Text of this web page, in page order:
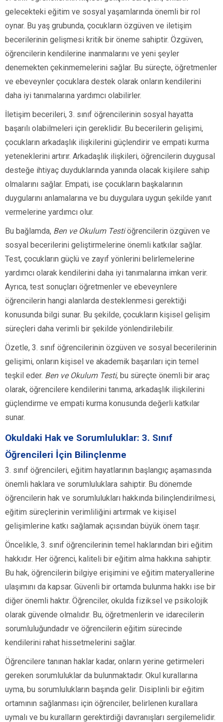
gelecekteki eğitim ve sosyal yaşamlarında önemli bir rol
oynar. Bu yaş grubunda, çocukların özgüven ve iletişim
becerilerinin gelişmesi kritik bir öneme sahiptir. Özgüven,
öğrencilerin kendilerine inanmalarını ve yeni şeyler
denemekten çekinmemelerini sağlar. Bu süreçte, öğretmenler
ve ebeveynler çocuklara destek olarak onların kendilerini
daha iyi tanımalarına yardımcı olabilirler.
İletişim becerileri, 3. sınıf öğrencilerinin sosyal hayatta
başarılı olabilmeleri için gereklidir. Bu becerilerin gelişimi,
çocukların arkadaşlık ilişkilerini güçlendirir ve empati kurma
yeteneklerini artırır. Arkadaşlık ilişkileri, öğrencilerin duygusal
desteğe ihtiyaç duyduklarında yanında olacak kişilere sahip
olmalarını sağlar. Empati, ise çocukların başkalarının
duygularını anlamalarına ve bu duygulara uygun şekilde yanıt
vermelerine yardımcı olur.
Bu bağlamda, Ben ve Okulum Testiöğrencilerin özgüven ve
sosyal becerilerini geliştirmelerine önemli katkılar sağlar.
Test, çocukların güçlü ve zayıf yönlerini belirlemelerine
yardımcı olarak kendilerini daha iyi tanımalarına imkan verir.
Ayrıca, test sonuçları öğretmenler ve ebeveynlere
öğrencilerin hangi alanlarda desteklenmesi gerektiği
konusunda bilgi sunar. Bu şekilde, çocukların kişisel gelişim
süreçleri daha verimli bir şekilde yönlendirilebilir.
Özetle, 3. sınıf öğrencilerinin özgüven ve sosyal becerilerinin
gelişimi, onların kişisel ve akademik başarıları için temel
teşkil eder. Ben ve Okulum Testi, bu süreçte önemli bir araç
olarak, öğrencilere kendilerini tanıma, arkadaşlık ilişkilerini
güçlendirme ve empati kurma konusunda değerli katkılar
sunar.
Okuldaki Hak ve Sorumluluklar: 3. Sınıf
Öğrencileri İçin Bilinçlenme
3. sınıf öğrencileri, eğitim hayatlarının başlangıç aşamasında
önemli haklara ve sorumluluklara sahiptir. Bu dönemde
öğrencilerin hak ve sorumlulukları hakkında bilinçlendirilmesi,
eğitim süreçlerinin verimliliğini artırmak ve kişisel
gelişimlerine katkı sağlamak açısından büyük önem taşır.
Öncelikle, 3. sınıf öğrencilerinin temel haklarından biri eğitim
hakkıdır. Her öğrenci, kaliteli bir eğitim alma hakkına sahiptir.
Bu hak, öğrencilerin bilgiye erişimini ve eğitim materyallerine
ulaşımını da kapsar. Güvenli bir ortamda bulunma hakkı ise bir
diğer önemli haktır. Öğrenciler, okulda fiziksel ve psikolojik
olarak güvende olmalıdır. Bu, öğretmenlerin ve idarecilerin
sorumluluğundadır ve öğrencilerin eğitim sürecinde
kendilerini rahat hissetmelerini sağlar.
Öğrencilere tanınan haklar kadar, onların yerine getirmeleri
gereken sorumluluklar da bulunmaktadır. Okul kurallarına
uyma, bu sorumlulukların başında gelir. Disiplinli bir eğitim
ortamının sağlanması için öğrenciler, belirlenen kurallara
uymalı ve bu kuralların gerektirdiği davranışları sergilemelidir.